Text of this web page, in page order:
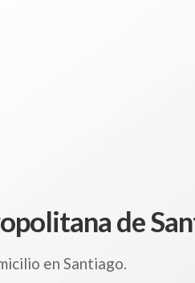
de
en Santiago.